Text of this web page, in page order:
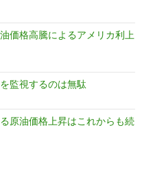
価格高騰によるアメリカ利上
監視するのは無駄
原油価格上昇はこれからも続